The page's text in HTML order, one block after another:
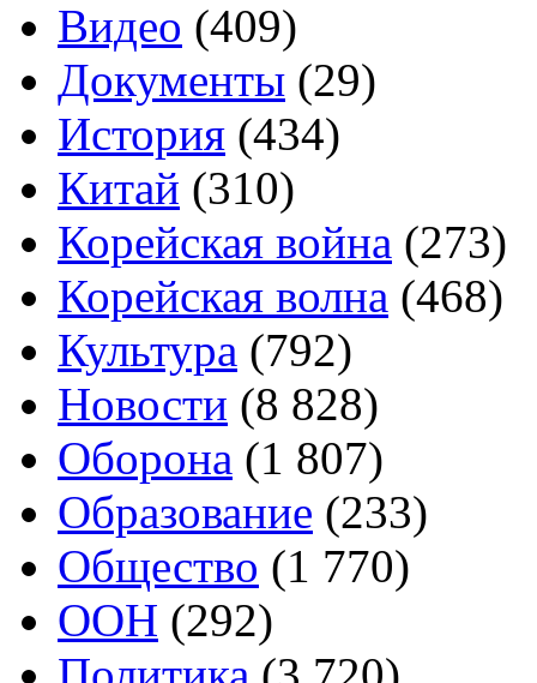
Видео (409)
Документы (29)
История (434)
Китай (310)
Корейская война (273)
Корейская волна (468)
Культура (792)
Новости (8 828)
Оборона (1 807)
Образование (233)
Общество (1 770)
ООН (292)